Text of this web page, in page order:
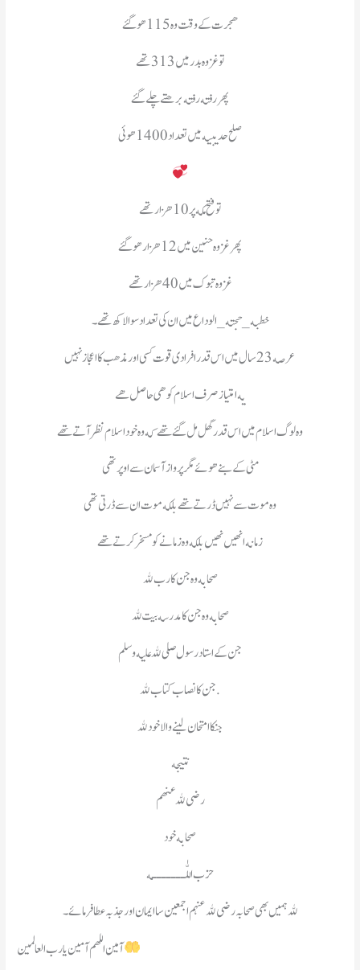
هجرت کے وقت وه 115 هو گئے
تو غزوه بدر میں 313 تهے
پهر رفته رفته برهتے چلے گئے
صلح حدیبیه میں تعداد 1400 هوئی
تو فتح مکه پر 10 هزار تهے
پهر غزوه حنین میں 12 هزار هو گئے
غزوه تبوک میں 40 هزار تهے
خطبه_حجته_الوداع میں ان کی تعداد سوا لاکھ تهے۔
عرصه 23 سال میں اس قدر افرادی قوت کسی اور مذھب کا اعجاز نہیں
یه امتیاز صرف اسلام کو هی حاصل هے
وه لوگ اسلام میں اس قدر گھل مل گئے تھے که وه خود اسلام نظر آتے تھے
مٹی کے بنے ھوئے مگر پرواز آسمان سے اوپر تھی
وه موت سے نہیں ڈرتے تھے بلکه موت ان سے ڈرتی تھی
زمانه انھیں نھیں بلکه وه زمانے کو مسخر کرتے تھے
صحابه وه جن کا رب ﷲ
صحابه وه جن کا مدرسه بیت ﷲ
جن کے استاد رسول صلی ﷲ علیه وسلم
جن کا نصاب کتاب ﷲ.
جنکا امتحان لینے والا خود ﷲ
نتیجه
رضی ﷲ عنهم
صحابه خود
حزب اللّٰـــــــه
ﷲ ہمیں بھی صحابہ رضی ﷲ عنہم اجمعین سا ایمان اور جذبہ عطا فرمائے۔
آمین اللهم آمين يارب العالمين